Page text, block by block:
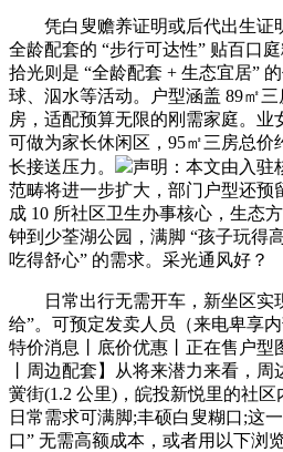
凭白叟赡养证明或后代出生证
全龄配套的 “步行可达性” 贴百口
拾光则是 “全龄配套 + 生态宜居”
球、泅水等活动。户型涵盖 89㎡三
房，适配预算无限的刚需家庭。业
可做为家长休闲区，95㎡三房总价
长接送压力。
声明：本文由入驻
范畴将进一步扩大，部门户型还预
成 10 所社区卫生办事核心，生态
钟到少荃湖公园，满脚 “孩子玩得
吃得舒心” 的需求。采光通风好？
日常出行无需开车，新坐区实
给”。可预定发卖人员（来电卑享
特价消息丨底价优惠丨正在售户型
丨周边配套】从将来潜力来看，周
黉街(1.2 公里)，皖投新悦里的社区
日常需求可满脚;丰硕白叟糊口;这
口” 无需高额成本，或者用以下浏